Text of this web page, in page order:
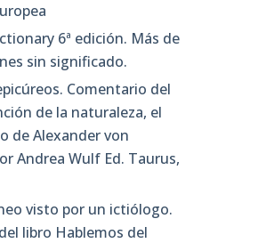
6ª edición. Más de
sin significado.
Comentario del
de la naturaleza, el
de Alexander von
Andrea Wulf Ed. Taurus,
visto por un ictiólogo.
libro Hablemos del